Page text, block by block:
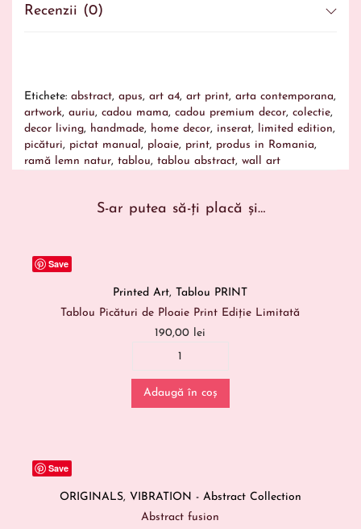
Recenzii (0)
Etichete: abstract, apus, art a4, art print, arta contemporana,
artwork, auriu, cadou mama, cadou premium decor, colectie,
decor living, handmade, home decor, inserat, limited edition,
picături, pictat manual, ploaie, print, produs in Romania,
ramă lemn natur, tablou, tablou abstract, wall art
S-ar putea să-ți placă și…
Save
Printed Art, Tablou PRINT
Tablou Picături de Ploaie Print Ediție Limitată
190,00 lei
Adaugă în coș
Save
ORIGINALS, VIBRATION - Abstract Collection
Abstract fusion